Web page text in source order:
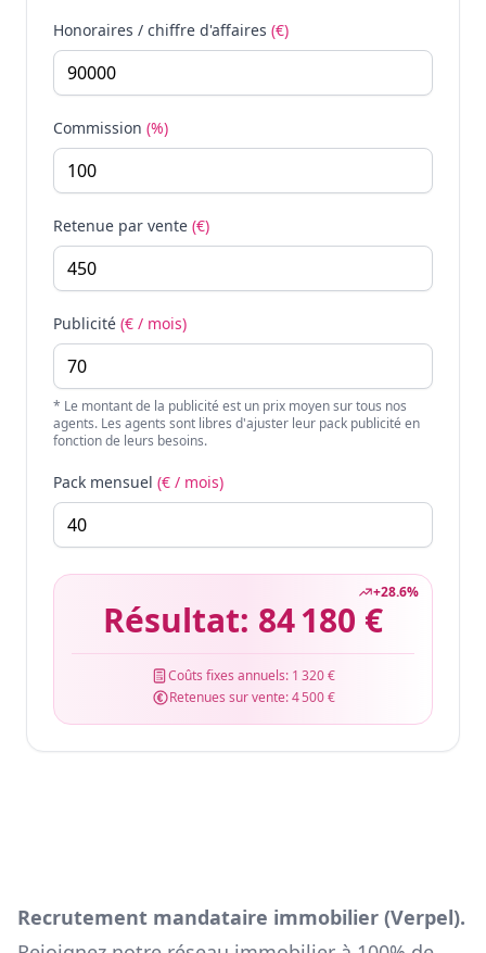
Honoraires / chiffre d'affaires (€)
Commission (%)
Retenue par vente (€)
Publicité (€ / mois)
* Le montant de la publicité est un prix moyen sur tous nos
agents. Les agents sont libres d'ajuster leur pack publicité en
fonction de leurs besoins.
Pack mensuel (€ / mois)
+28.6%
Résultat: 84 180 €
Coûts fixes annuels: 1 320 €
Retenues sur vente:4 500 €
Recrutement mandataire immobilier (Verpel).